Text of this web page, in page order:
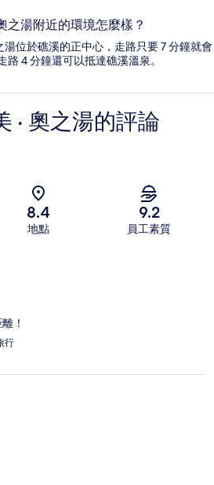
之湯附近的環境怎麼樣？
湯位於礁溪的正中心，走路只要 7 分鐘就會
路 4 分鐘還可以抵達礁溪溫泉。
‧ 奧之湯的評論
8.4
地點
9.2
員工素質
！
行